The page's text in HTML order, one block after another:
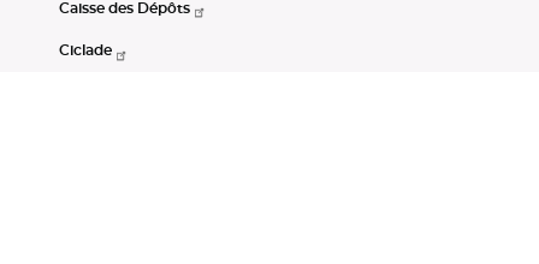
Caisse des Dépôts
Ciclade